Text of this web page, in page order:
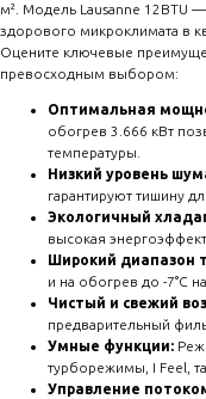
м². Модель Lausanne 12BTU
здорового микроклимата в
Оцените ключевые
превосходным выбором:
Оптимальная
обогрев 3.666 кВт
температуры.
Низкий уровень
гарантируют тишину
Экологичный
высокая
Широкий диапазон
и на обогрев до -7°C
Чистый и свежий
предварительный
Умные функции:
турборежимы, I Feel,
Управление